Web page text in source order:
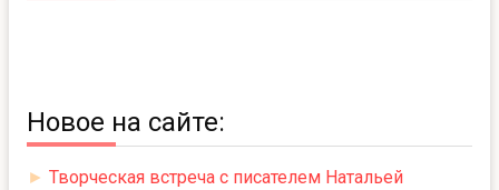
Новое на сайте:
► Творческая встреча с писателем Натальей